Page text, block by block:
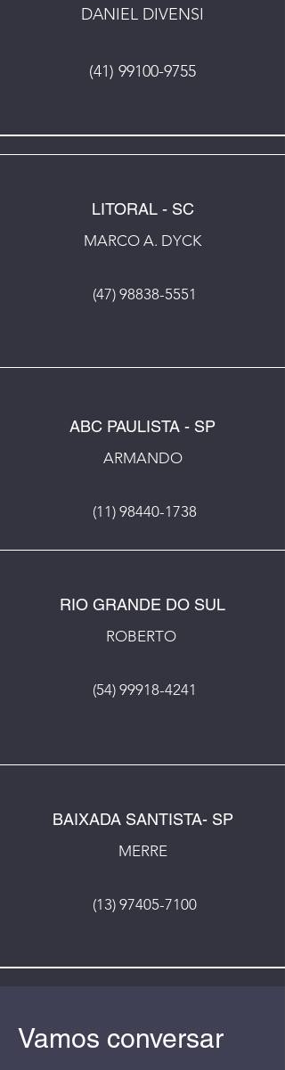
DANIEL DIVENSI
(41) 99100-9755
LITORAL - SC
MARCO A. DYCK
(47) 98838-5551
ABC PAULISTA - SP
ARMANDO
(11) 98440-1738
RIO GRANDE DO SUL
ROBERTO
(54) 99918-4241
BAIXADA SANTISTA- SP
MERRE
(13) 97405-7100
Vamos conversar